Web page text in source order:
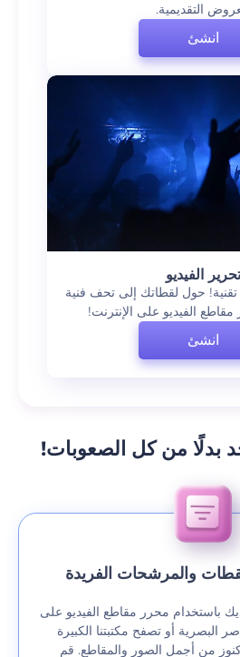
التقديمية.
انشئ
تحرير الفيديو
تقنية! حول لقطاتك إلى تحف فنية
الفيديو على الإنترنت!
انشئ
بدلًا من كل الصعوبات!
والمرشحات الفريدة
باستخدام محرر مقاطع الفيديو على
البصرية أو تصفح مكتبتنا الكبيرة
من أجمل الصور والمقاطع. قم